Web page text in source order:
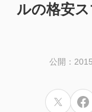
ルの格安
公開：